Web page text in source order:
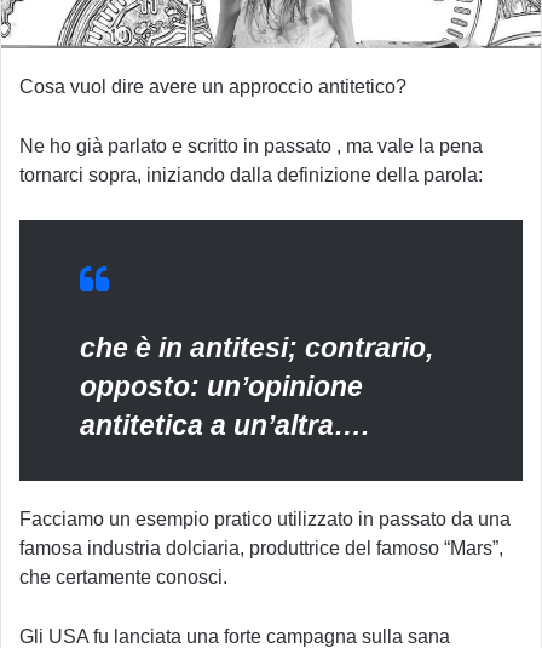
Cosa vuol dire avere un approccio antitetico?
Ne ho già parlato e scritto in passato , ma vale la pena
tornarci sopra, iniziando dalla definizione della parola:
che è in antitesi; contrario,
opposto: un’opinione
antitetica a un’altra….
Facciamo un esempio pratico utilizzato in passato da una
famosa industria dolciaria, produttrice del famoso “Mars”,
che certamente conosci.
Gli USA fu lanciata una forte campagna sulla sana